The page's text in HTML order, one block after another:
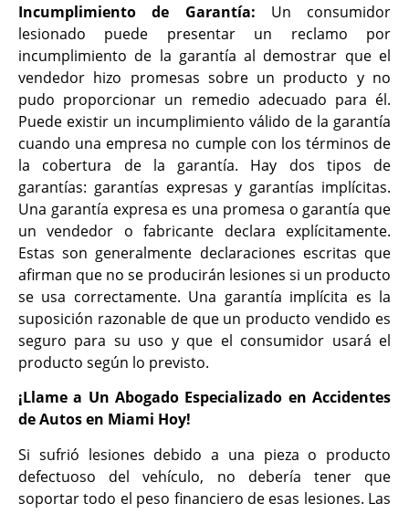
Incumplimiento de Garantía:
Un consumidor
lesionado puede presentar un reclamo por
incumplimiento de la garantía al demostrar que el
vendedor hizo promesas sobre un producto y no
pudo proporcionar un remedio adecuado para él.
Puede existir un incumplimiento válido de la garantía
cuando una empresa no cumple con los términos de
la cobertura de la garantía. Hay dos tipos de
garantías: garantías expresas y garantías implícitas.
Una garantía expresa es una promesa o garantía que
un vendedor o fabricante declara explícitamente.
Estas son generalmente declaraciones escritas que
afirman que no se producirán lesiones si un producto
se usa correctamente. Una garantía implícita es la
suposición razonable de que un producto vendido es
seguro para su uso y que el consumidor usará el
producto según lo previsto.
¡Llame a Un Abogado Especializado en Accidentes
de Autos en Miami Hoy!
Si sufrió lesiones debido a una pieza o producto
defectuoso del vehículo, no debería tener que
soportar todo el peso financiero de esas lesiones. Las